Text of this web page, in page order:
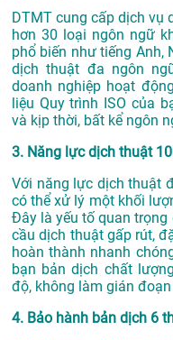
DTMT cung cấp dịch vụ
hơn 30 loại ngôn ngữ
phổ biến như tiếng Anh,
dịch thuật đa ngôn
doanh nghiệp hoạt
liệu Quy trình ISO của
và kịp thời, bất kể ngôn
3. Năng lực dịch thuật
Với năng lực dịch thuật
có thể xử lý một khối
Đây là yếu tố quan
cầu dịch thuật gấp rút,
hoàn thành nhanh
bạn bản dịch chất
độ, không làm gián
4. Bảo hành bản dịch 6